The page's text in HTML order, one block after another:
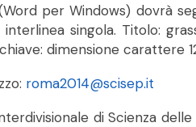
per Windows) dovrà
singola. Titolo:
dimensione carattere
roma2014@scisep.it
di Scienza